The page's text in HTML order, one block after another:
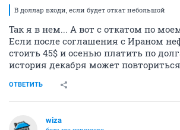
В доллар входи, если будет откат небольшой
Так я в нем... А вот с откатом по
Если после соглашения с Ираном
стоить 45$ и осенью платить по
история декабря может
ОТВЕТИТЬ
wiza